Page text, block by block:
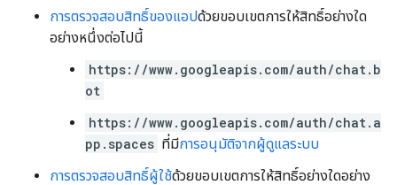
การตรวจสอบสิทธิ์ของแอปด้วยขอบเขตการให้สิทธิ์อย่างใด
อย่างหนึ่งต่อไปนี้
https://www.googleapis.com/auth/chat.b
ot
https://www.googleapis.com/auth/chat.a
pp.spaces ที่มีการอนุมัติจากผู้ดูแลระบบ
การตรวจสอบสิทธิ์ผู้ใช้ด้วยขอบเขตการให้สิทธิ์อย่างใดอย่าง